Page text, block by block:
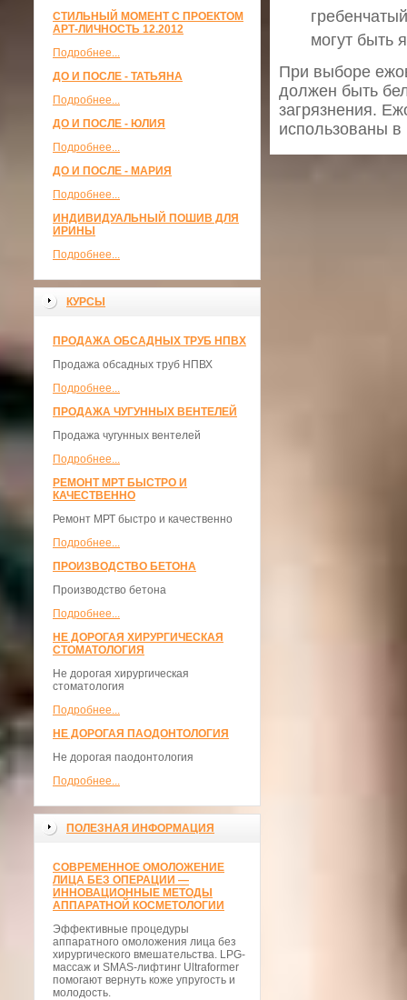
СТИЛЬНЫЙ МОМЕНТ С ПРОЕКТОМ
АРТ-ЛИЧНОСТЬ 12.2012
Подробнее...
ДО И ПОСЛЕ - ТАТЬЯНА
Подробнее...
ДО И ПОСЛЕ - ЮЛИЯ
Подробнее...
ДО И ПОСЛЕ - МАРИЯ
Подробнее...
ИНДИВИДУАЛЬНЫЙ ПОШИВ ДЛЯ
ИРИНЫ
Подробнее...
КУРСЫ
ПРОДАЖА ОБСАДНЫХ ТРУБ НПВХ
Продажа обсадных труб НПВХ
Подробнее...
ПРОДАЖА ЧУГУННЫХ ВЕНТЕЛЕЙ
Продажа чугунных вентелей
Подробнее...
РЕМОНТ МРТ БЫСТРО И
КАЧЕСТВЕННО
Ремонт МРТ быстро и качественно
Подробнее...
ПРОИЗВОДСТВО БЕТОНА
Производство бетона
Подробнее...
НЕ ДОРОГАЯ ХИРУРГИЧЕСКАЯ
СТОМАТОЛОГИЯ
Не дорогая хирургическая
стоматология
Подробнее...
НЕ ДОРОГАЯ ПАОДОНТОЛОГИЯ
Не дорогая паодонтология
Подробнее...
ПОЛЕЗНАЯ ИНФОРМАЦИЯ
СОВРЕМЕННОЕ ОМОЛОЖЕНИЕ
ЛИЦА БЕЗ ОПЕРАЦИИ —
ИННОВАЦИОННЫЕ МЕТОДЫ
АППАРАТНОЙ КОСМЕТОЛОГИИ
Эффективные процедуры
аппаратного омоложения лица без
хирургического вмешательства. LPG-
массаж и SMAS-лифтинг Ultraformer
помогают вернуть коже упругость и
молодость.
могут быть
При выборе
должен быть
загрязнения.
использованы